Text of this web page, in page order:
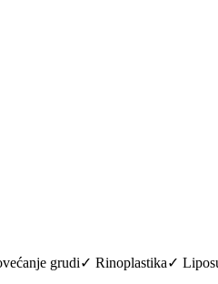
grudi✓ Rinoplastika✓